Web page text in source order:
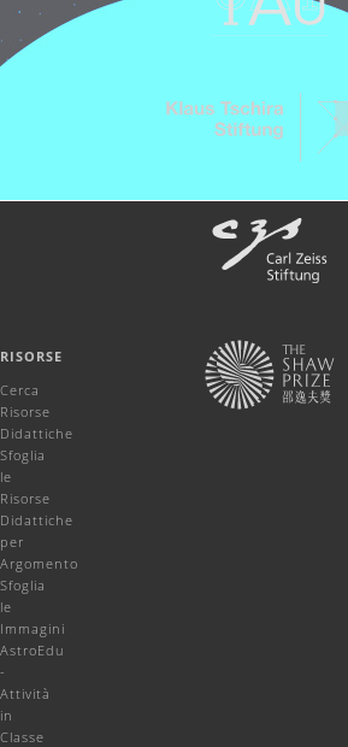
RISORSE
Cerca
Risorse
Didattiche
Sfoglia
le
Risorse
Didattiche
per
Argomento
Sfoglia
le
Immagini
AstroEdu
-
Attività
in
Classe